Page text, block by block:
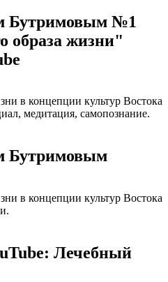
Бутримовым №1
образа жизни"
в концепции культур Востока
медитация, самопознание.
Бутримовым
в концепции культур Востока
Лечебный